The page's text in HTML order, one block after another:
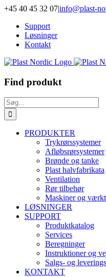
Skip
content
+45 40 45 32 07|info@plast-
Support
Løsninger
Kontakt
Find produkt
Søg
efter:
PRODUKTER
Trykrørssystemer
Afløbsrørsystemer
Brønde og tanke
Plast halvfabrikata
Ventilation
Rør tilbehør
Maskiner og
LØSNINGER
SUPPORT
Produktkatalog
Services
Beregninger
Instruktioner og
Salgs- og
KONTAKT